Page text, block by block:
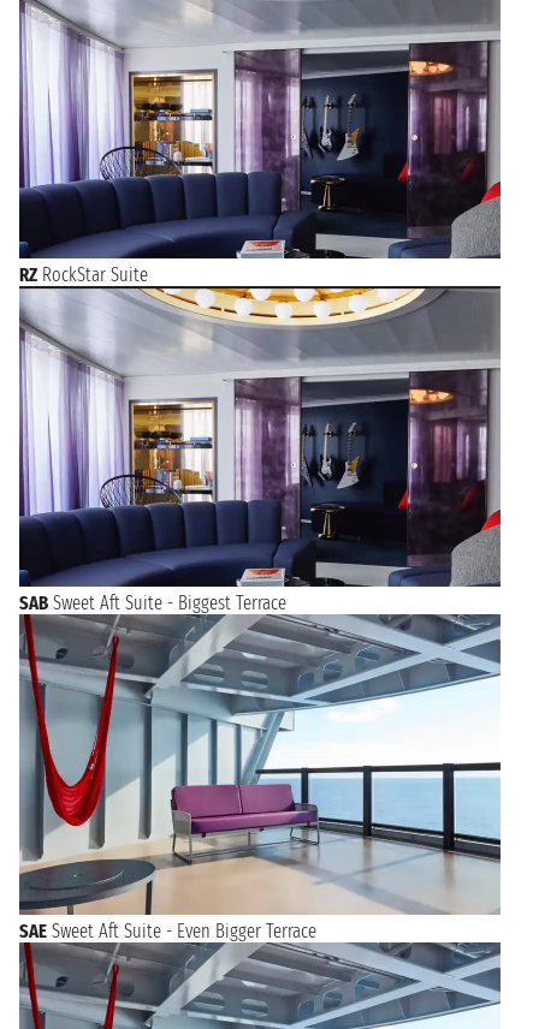
RZ RockStar Suite
SAB Sweet Aft Suite - Biggest Terrace
SAE Sweet Aft Suite - Even Bigger Terrace